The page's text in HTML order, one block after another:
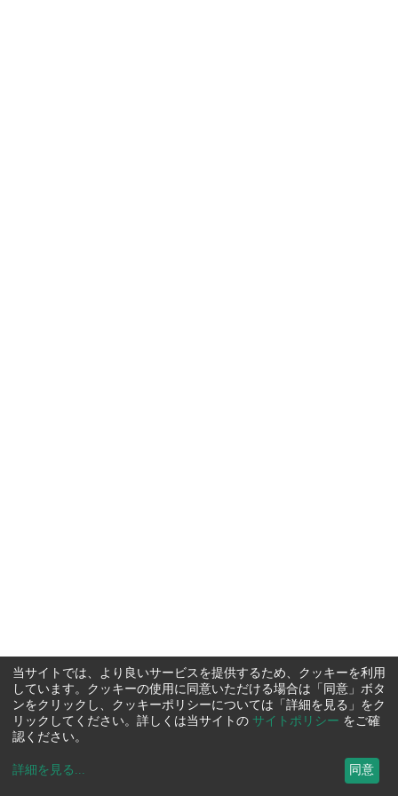
当サイトでは、より良いサービスを提供するため、クッキーを利用
しています。クッキーの使用に同意いただける場合は「同意」ボタ
ンをクリックし、クッキーポリシーについては「詳細を見る」をク
リックしてください。詳しくは当サイトの サイトポリシー をご確
認ください。
詳細を見る ... 同意